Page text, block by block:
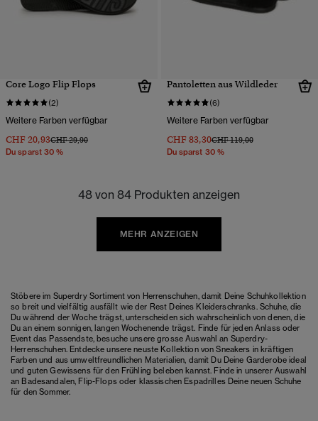
Core Logo Flip Flops
(2)
Weitere Farben verfügbar
CHF 20,93Preis wurde reduziert von
CHF 29,90bis
Du sparst 30 %
Pantoletten aus Wildleder
(6)
Weitere Farben verfügbar
CHF 83,30Preis wurde reduziert von
CHF 119,00bis
Du sparst 30 %
48 von 84 Produkten anzeigen
MEHR ANZEIGEN
Stöbere im Superdry Sortiment von Herrenschuhen, damit Deine Schuhkollektion
so breit und vielfältig ausfällt wie der Rest Deines Kleiderschranks. Schuhe, die
Du während der Woche trägst, unterscheiden sich wahrscheinlich von denen, die
Du an einem sonnigen, langen Wochenende trägst. Finde für jeden Anlass oder
Event das Passendste, besuche unsere grosse Auswahl an Superdry-
Herrenschuhen. Entdecke unsere neuste Kollektion von Sneakers in kräftigen
Farben und aus umweltfreundlichen Materialien, damit Du Deine Garderobe ideal
und guten Gewissens für den Frühling beleben kannst. Finde in unserer Auswahl
an Badesandalen, Flip-Flops oder klassischen Espadrilles Deine neuen Schuhe
für den Sommer.